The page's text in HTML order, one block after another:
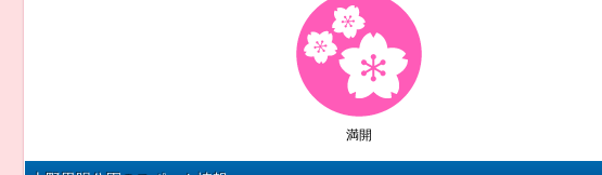
満開